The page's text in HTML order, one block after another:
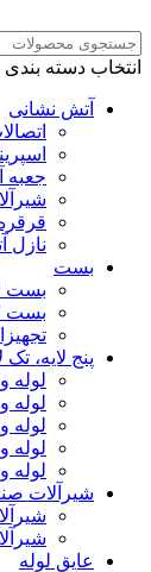
انتخاب دسته بندی
آتش نشانی
جعبه
نازل
بست
بست
بست
پنج لایه، تک
لوله
لوله
لوله
لوله
لوله
شیرآلات
عایق لوله